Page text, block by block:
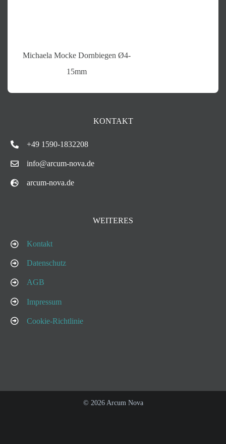
Michaela Mocke Dornbiegen Ø4-
15mm
KONTAKT
+49 1590-1832208
info@arcum-nova.de
arcum-nova.de
WEITERES
Kontakt
Datenschutz
AGB
Impressum
Cookie-Richtlinie
© 2026 Arcum Nova